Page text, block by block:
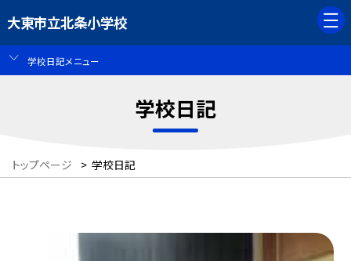
大東市立北条小学校
学校日記メニュー
学校日記
トップページ > 学校日記